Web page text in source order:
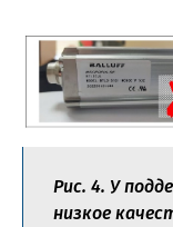
Рис. 4. У
низкое